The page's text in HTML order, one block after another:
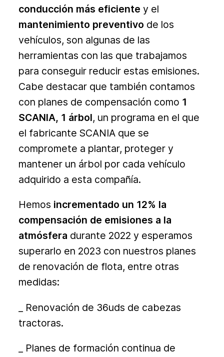
conducción más eficiente y el
mantenimiento preventivo de los
vehículos, son algunas de las
herramientas con las que trabajamos
para conseguir reducir estas emisiones.
Cabe destacar que también contamos
con planes de compensación como 1
SCANIA, 1 árbol, un programa en el que
el fabricante SCANIA que se
compromete a plantar, proteger y
mantener un árbol por cada vehículo
adquirido a esta compañía.
Hemos incrementado un 12% la
compensación de emisiones a la
atmósfera durante 2022 y esperamos
superarlo en 2023 con nuestros planes
de renovación de flota, entre otras
medidas:
_ Renovación de 36uds de cabezas
tractoras.
_ Planes de formación continua de